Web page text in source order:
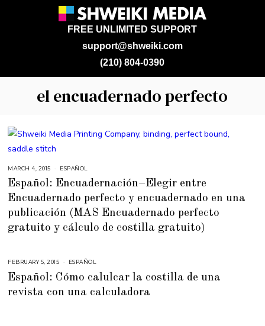
support@shweiki.com
FREE UNLIMITED SUPPORT
(210) 804-0390
el encuadernado perfecto
MARCH 4, 2015 M
Y
,
0
1
5
ESPAÑOL
Español: Encuadernación–Elegir entre
Encuadernado perfecto y encuadernado en una
publicación (MAS Encuadernado perfecto
gratuito y cálculo de costilla gratuito)
FEBRUARY 5, 2015 M
Y
,
2
ESPAÑOL
Español: Cómo calulcar la costilla de una
revista con una calculadora